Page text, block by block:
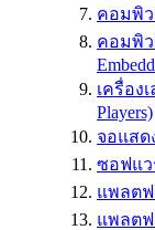
คอมพิว
คอมพิว
เครื่อง
Players)
จอแสด
ซอฟแว
แพลตฟ
แพลต